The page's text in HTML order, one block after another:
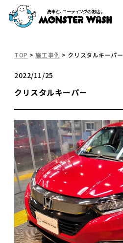
TOP >施工事例 > クリスタルキーパー
2022/11/25
クリスタルキーパー